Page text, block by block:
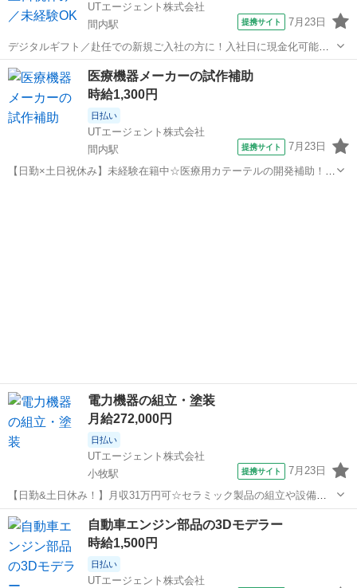
UTエージェント株式会社
間内駅
提携サイト 7月23日
デジタルギフト／赴任での新規ご入社の方に！入社日に現金化可能な
デジタルギフトで2万円分支給♪／日払い制度／利用申し込み完了後～
最短5分で受け取り可能！スマホから簡単に申請いただけます！※規定
あり ●収入を増やしたい ●貯金...
愛知 春日井市 間内駅
医療機器メーカーの試作補助
時給1,300円
日払い
UTエージェント株式会社
間内駅
提携サイト 7月23日
【日勤×土日祝休み】未経験在籍中☆医療用カテーテルの開発補助！年
電力機器の組立・塗装
月給272,000円
日払い
UTエージェント株式会社
小牧駅
提携サイト 7月23日
【日勤&土日休み！】月収31万円可☆セラミック製品の組立や設備保
全など♪ 【デジタルギフト】 赴任での新規ご入社の方に！入社日に現
金化可能なデジタルギフトで2万円分支給♪ 【日払い制度】 利用申し込
み完了後～最短5分で受...
愛知 小牧駅 その他
自動車エンジン部品の3Dモデラー
時給1,500円
日払い
UTエージェント株式会社